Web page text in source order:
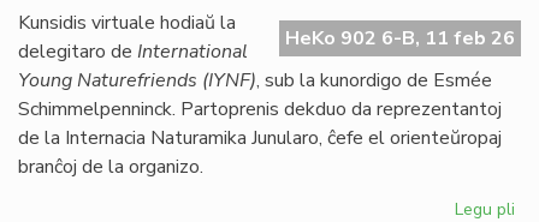
HeKo 902 6-B, 11 feb 26
Kunsidis virtuale hodiaŭ la
delegitaro de International
Young Naturefriends (IYNF), sub la kunordigo de Esmée
Schimmelpenninck. Partoprenis dekduo da reprezentantoj
de la Internacia Naturamika Junularo, ĉefe el orienteŭropaj
branĉoj de la organizo.
Legu pli